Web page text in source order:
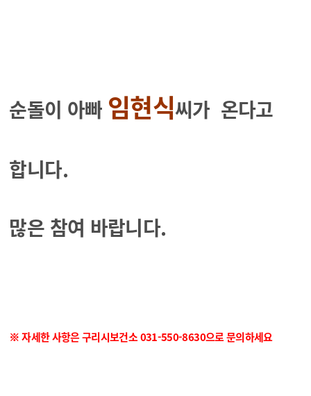
순돌이 아빠 임현식씨가 온다고
합니다.
많은 참여 바랍니다.
※ 자세한 사항은 구리시보건소 031-550-8630으로 문의하세요